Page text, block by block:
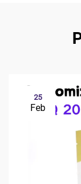
25
Feb